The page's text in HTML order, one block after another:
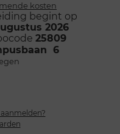
kosten
begint op
2026
25809
6